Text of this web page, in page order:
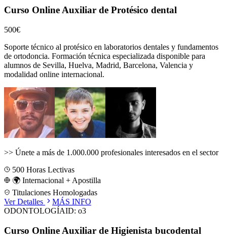
Curso Online Auxiliar de Protésico dental
500€
Soporte técnico al protésico en laboratorios dentales y fundamentos
de ortodoncia. Formación técnica especializada disponible para
alumnos de Sevilla, Huelva, Madrid, Barcelona, Valencia y
modalidad online internacional.
>> Únete a más de 1.000.000 profesionales interesados en el sector
500 Horas Lectivas
🌍 Internacional + Apostilla
Titulaciones Homologadas
Ver Detalles
MÁS INFO
ODONTOLOGÍAID: o3
Curso Online Auxiliar de Higienista bucodental